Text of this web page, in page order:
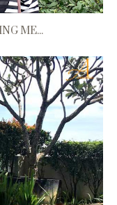
ME...